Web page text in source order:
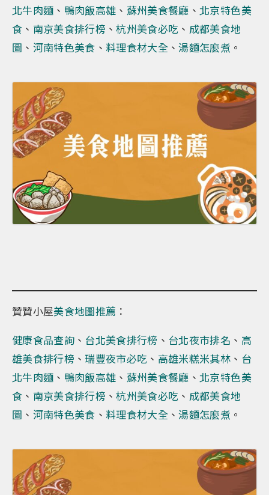
北牛肉麵 、 鴨肉飯高雄 、 蘇州美食餐廳 、 北京特色美
食 、 南京美食排行榜 、杭州美食必吃 、 成都美食地
圖 、 河南特色美食 、 料理食材大全 、湯麵怎麼煮 。
贊贊小屋美食地圖推薦 ：
健康食品查詢 、 台北美食排行榜 、 台北夜市排名 、 高
雄美食排行榜 、 瑞豐夜市必吃 、 高雄米糕米其林 、 台
北牛肉麵 、 鴨肉飯高雄 、 蘇州美食餐廳 、 北京特色美
食 、 南京美食排行榜 、杭州美食必吃 、 成都美食地
圖 、 河南特色美食 、 料理食材大全 、湯麵怎麼煮 。